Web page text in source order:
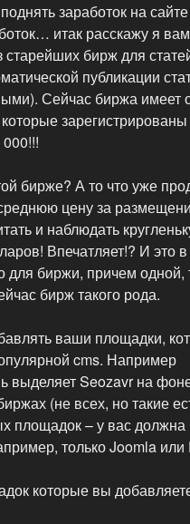
заработок на
итак расскажу я
старейших бирж для
публикации
Сейчас биржа имеет
бирже? А то что уже
цену за
и наблюдать
Впечатляет!? И это
для биржи, причем одной,
бирж такого рода.
ваши площадки,
cms. Например
выделяет Seozavr на
(не всех, но такие
площадок – у вас должна
только Joomla или
которые вы